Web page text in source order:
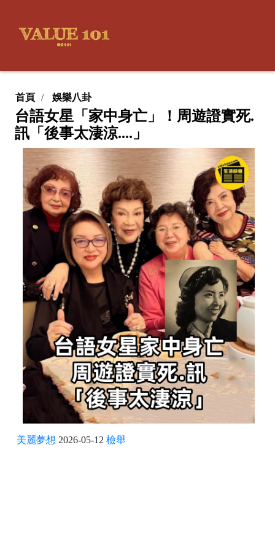
首頁 娛樂八卦
台語女星「家中身亡」！周遊證實死.
訊「後事太淒涼....」
美麗夢想 2026-05-12 檢舉